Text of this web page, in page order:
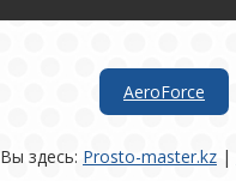
AeroForce
Вы здесь: Prosto-master.kz |